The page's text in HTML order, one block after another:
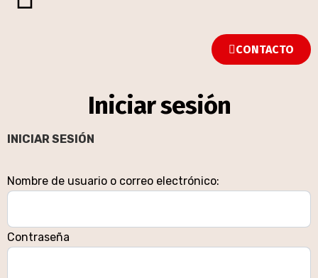
CONTACTO
Iniciar sesión
INICIAR SESIÓN
Nombre de usuario o correo electrónico:
Contraseña